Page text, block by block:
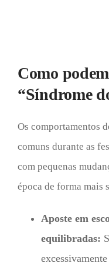
Como
“Síndrome
Os comportamentos
comuns durante as
com pequenas
época de forma mais
Aposte em
equilibradas: